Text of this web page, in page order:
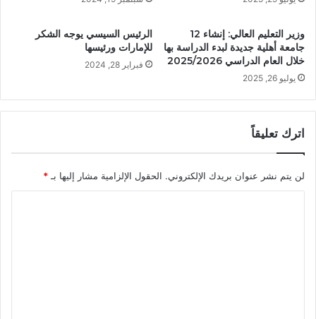
وزير التعليم العالي: إنشاء 12
جامعة أهلية جديدة لبدء الدراسة بها
خلال العام الدراسي 2025/2026
يوليو 26, 2025
الرئيس السيسي يوجه الشكر
للإمارات ورئيسها
فبراير 28, 2024
اترك تعليقاً
لن يتم نشر عنوان بريدك الإلكتروني. الحقول الإلزامية مشار إليها بـ *